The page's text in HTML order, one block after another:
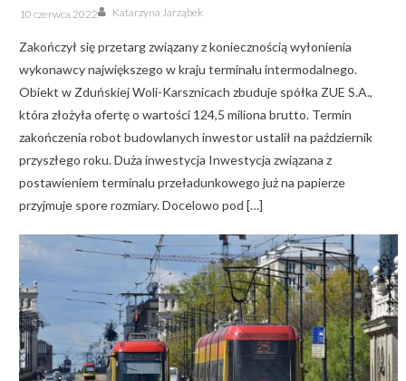
Posted
on
10 czerwca 2022 Author
Katarzyna Jarząbek
Zakończył się przetarg związany z koniecznością wyłonienia
wykonawcy największego w kraju terminalu intermodalnego.
Obiekt w Zduńskiej Woli-Karsznicach zbuduje spółka ZUE S.A.,
która złożyła ofertę o wartości 124,5 miliona brutto. Termin
zakończenia robot budowlanych inwestor ustalił na październik
przyszłego roku. Duża inwestycja Inwestycja związana z
postawieniem terminalu przeładunkowego już na papierze
przyjmuje spore rozmiary. Docelowo pod […]